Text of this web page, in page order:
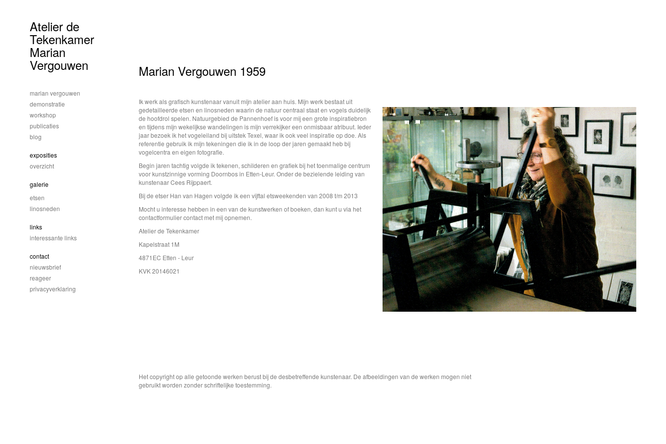
Marian Vergouwen 1959
Ik werk als grafisch kunstenaar vanuit mijn atelier aan huis. Mijn werk bestaat uit
gedetailleerde etsen en linosneden waarin de natuur centraal staat en vogels duidelijk
de hoofdrol spelen. Natuurgebied de Pannenhoef is voor mij een grote inspiratiebron
en tijdens mijn wekelijkse wandelingen is mijn verrekijker een onmisbaar atribuut. Ieder
jaar bezoek ik het vogeleiland bij uitstek Texel, waar ik ook veel inspiratie op doe. Als
referentie gebruik ik mijn tekeningen die ik in de loop der jaren gemaakt heb bij
vogelcentra en eigen fotografie.
Begin jaren tachtig volgde ik tekenen, schilderen en grafiek bij het toenmalige centrum
voor kunstzinnige vorming Doornbos in Etten-Leur. Onder de bezielende leiding van
kunstenaar Cees Rijppaert.
Bij de etser Han van Hagen volgde ik een vijftal etsweekenden van 2008 t/m 2013
Mocht u interesse hebben in een van de kunstwerken of boeken, dan kunt u via het
contactformulier contact met mij opnemen.
Atelier de Tekenkamer
Kapelstraat 1M
4871EC Etten - Leur
KVK 20146021
Atelier de
Tekenkamer
Marian
Vergouwen
marian vergouwen
demonstratie
workshop
publicaties
blog
exposities
overzicht
galerie
etsen
linosneden
links
interessante links
contact
nieuwsbrief
reageer
privacyverklaring
Het copyright op alle getoonde werken berust bij de desbetreffende kunstenaar. De afbeeldingen van de werken mogen niet
gebruikt worden zonder schriftelijke toestemming.